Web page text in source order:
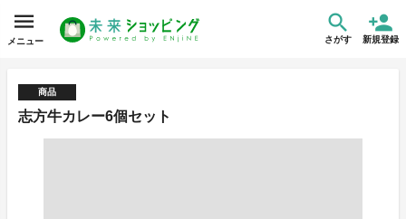
メニュー さがす 新規登録
商品
志方牛カレー6個セット